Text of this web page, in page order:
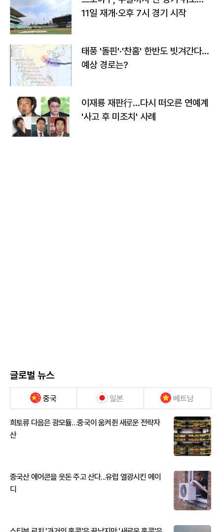
11일 재개·오후 7시 경기 시작
태풍 '돌핀'·'찬홈' 한반도 빗겨간다…
예상 경로는?
이재룡 재판行…다시 떠오른 연예계
'사고 후 미조치' 사례
글로벌 뉴스
중국 일본 베트남
희토류 다음은 광모듈…중국이 움켜쥔 새로운 전략자
산
중국산 에어콘을 웃돈 주고 산다...유럽 열광시킨 메이
디